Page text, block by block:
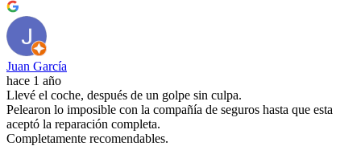
Juan García
hace 1 año
Llevé el coche, después de un golpe sin culpa.
Pelearon lo imposible con la compañía de seguros hasta que esta
aceptó la reparación completa.
Completamente recomendables.